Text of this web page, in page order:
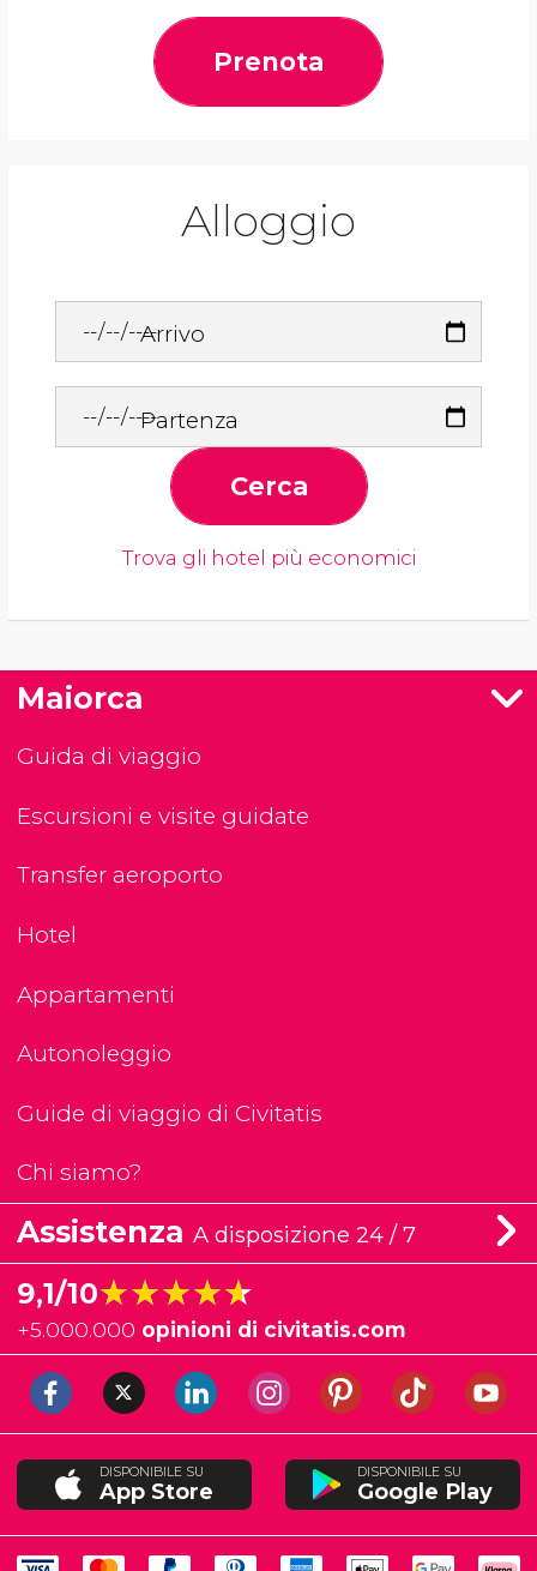
Prenota
Alloggio
Arrivo
Partenza
Cerca
Trova gli hotel più economici
Maiorca
Guida di viaggio
Escursioni e visite guidate
Transfer aeroporto
Hotel
Appartamenti
Autonoleggio
Guide di viaggio di Civitatis
Chi siamo?
Assistenza A disposizione 24 / 7
9,1/10★★★★★
★★★★★
+5.000.000 opinioni di civitatis.com
DISPONIBILE SU
App Store
DISPONIBILE SU
Google Play